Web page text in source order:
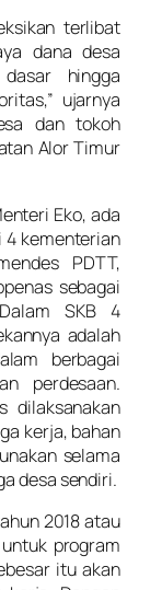
terlibat
dana desa
hingga
ujarnya
dan tokoh
Alor Timur
Eko, ada
4 kementerian
PDTT,
sebagai
SKB 4
adalah
berbagai
perdesaan.
dilaksanakan
kerja, bahan
selama
desa sendiri.
2018 atau
program
itu akan